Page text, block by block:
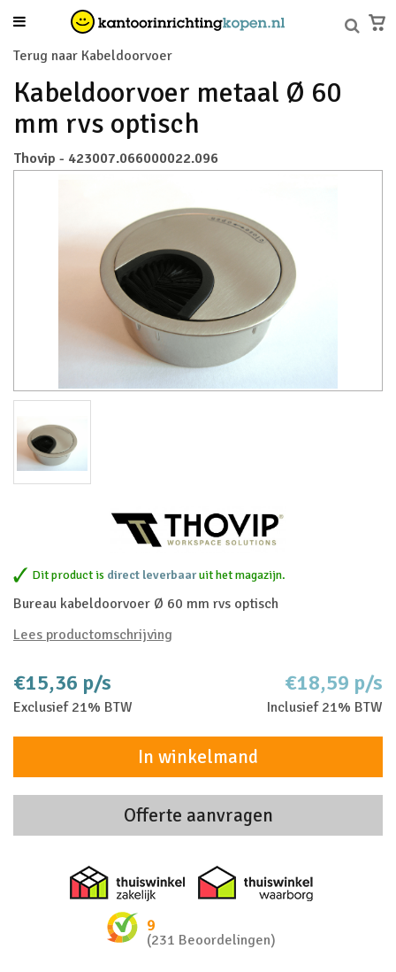
Terug naar Kabeldoorvoer
Kabeldoorvoer metaal Ø 60
mm rvs optisch
Thovip - 423007.066000022.096
Dit product is direct leverbaaruit het magazijn.
Bureau kabeldoorvoer Ø 60 mm rvs optisch
Lees productomschrijving
€15,36 p/s
Exclusief 21% BTW
€18,59 p/s
Inclusief 21% BTW
In winkelmand
Offerte aanvragen
Thuiswinkel zakelijk
9
(231 Beoordelingen)